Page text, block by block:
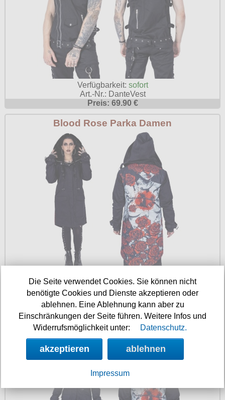
Verfügbarkeit: sofort
Art.-Nr.: DanteVest
Preis: 69.90 €
Blood Rose Parka Damen
Verfügbarkeit:sofort
Art.-Nr.: BloodRoseParka2
Blood Rose Parka Männer
Die Seite verwendet Cookies. Sie können nicht
benötigte Cookies und Dienste akzeptieren oder
ablehnen. Eine Ablehnung kann aber zu
Einschränkungen der Seite führen. Weitere Infos und
Widerrufsmöglichkeit unter:
Datenschutz.
akzeptieren ablehnen
Impressum